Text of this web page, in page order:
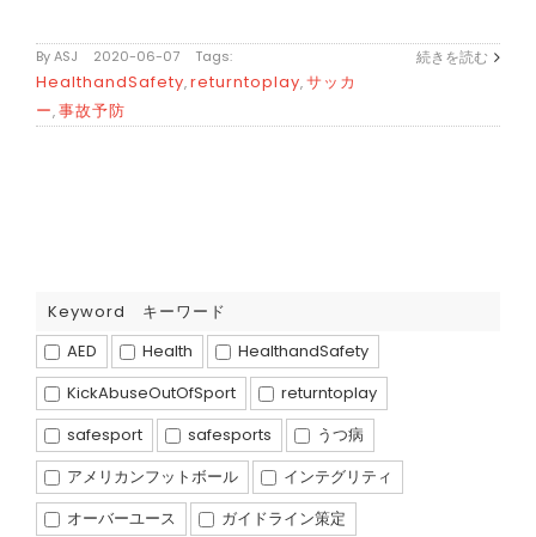
ByASJ 2020-06-07 Tags:
HealthandSafety,returntoplay,サッカ
ー,事故予防
続きを読む
Keyword キーワード
AED
Health
HealthandSafety
KickAbuseOutOfSport
returntoplay
safesport
safesports
うつ病
アメリカンフットボール
インテグリティ
オーバーユース
ガイドライン策定